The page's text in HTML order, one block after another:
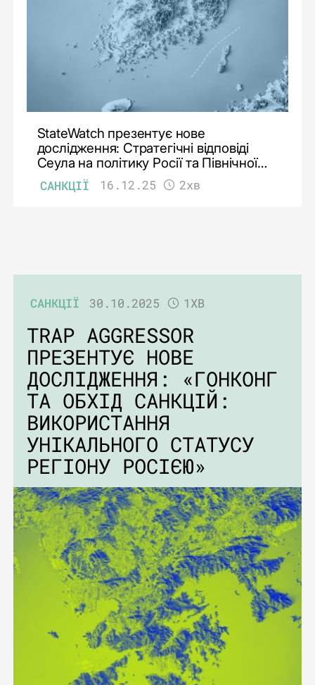
StateWatch презентує нове
дослідження: Стратегічні відповіді
Сеула на політику Росії та Північної
Кореї в контексті дотримання санкцій
САНКЦІЇ 16.12.25 2хв
САНКЦІЇ 30.10.2025 1ХВ
TRAP AGGRESSOR
ПРЕЗЕНТУЄ НОВЕ
ДОСЛІДЖЕННЯ: «ГОНКОНГ
ТА ОБХІД САНКЦІЙ:
ВИКОРИСТАННЯ
УНІКАЛЬНОГО СТАТУСУ
РЕГІОНУ РОСІЄЮ»